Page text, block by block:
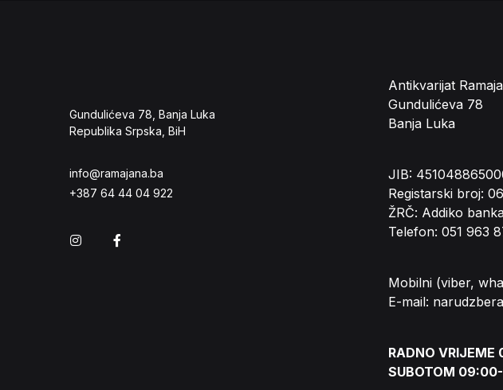
Gundulićeva 78, Banja Luka
Republika Srpska, BiH
info@ramajana.ba
+387 64 44 04 922
Instagram
Antikvarijat
Gundulićeva 78
Banja Luka
JIB:
Registarski broj:
ŽRČ: Addiko
Telefon: 051 963
Mobilni (viber,
E-mail:
RADNO
SUBOTOM